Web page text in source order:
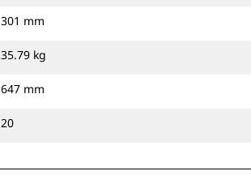
301 mm
35.79 kg
647 mm
20